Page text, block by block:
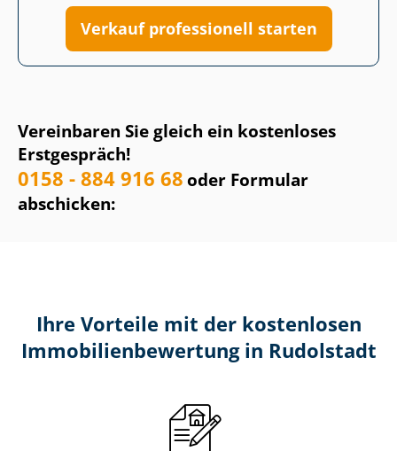
Vereinbaren Sie gleich ein kostenloses
Erstgespräch!
0158 - 884 916 68oder Formular
abschicken:
Verkauf professionell starten
Ihre Vorteile mit der kostenlosen
Im­mo­bi­li­en­be­wer­tung in Rudolstadt